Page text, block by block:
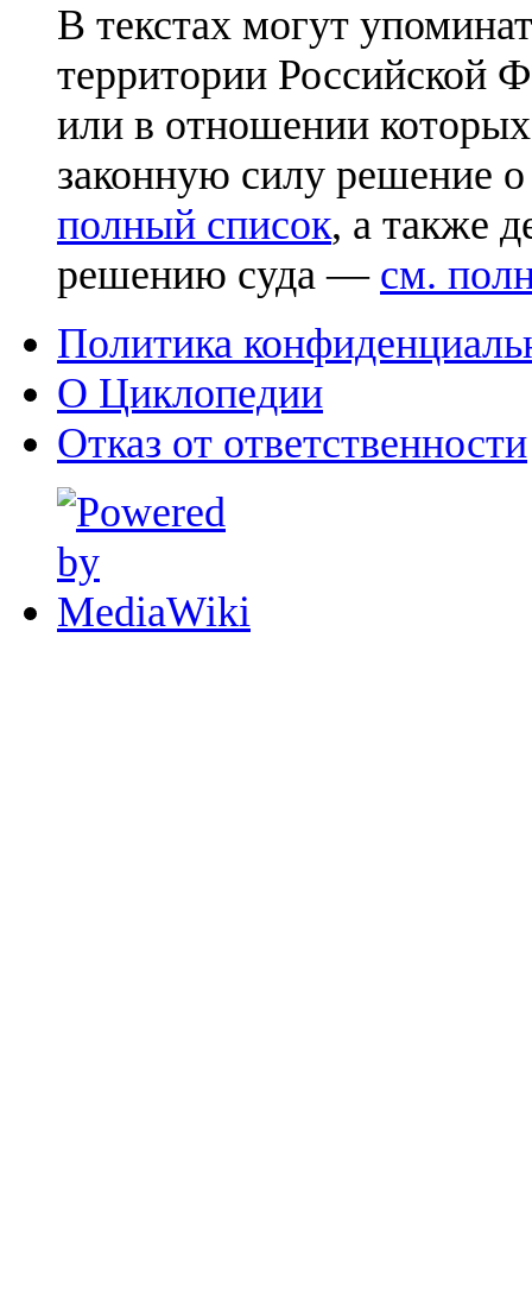
В текстах могут
территории Российской
или в отношении
законную силу решение
полный список, а также
решению суда — см.
Политика
О Циклопедии
Отказ от ответственности